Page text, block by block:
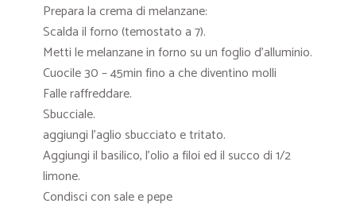
Prepara la crema di melanzane:
Scalda il forno (temostato a 7).
Metti le melanzane in forno su un foglio d’alluminio.
Cuocile 30 – 45min fino a che diventino molli
Falle raffreddare.
Sbucciale.
aggiungi l’aglio sbucciato e tritato.
Aggiungi il basilico, l’olio a filoi ed il succo di 1/2
limone.
Condisci con sale e pepe